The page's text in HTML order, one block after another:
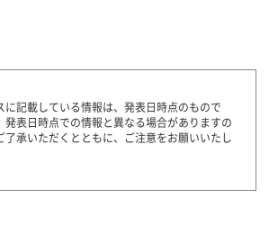
に記載している情報は、発表日時点のもので
発表日時点での情報と異なる場合がありますの
了承いただくとともに、ご注意をお願いいたし